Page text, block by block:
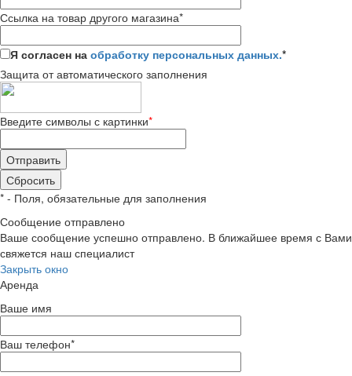
Ссылка на товар другого магазина*
Я согласен на обработку персональных данных.*
Защита от автоматического заполнения
Введите символы с картинки*
* - Поля, обязательные для заполнения
Сообщение отправлено
Ваше сообщение успешно отправлено. В ближайшее время с Вами
свяжется наш специалист
Закрыть окно
Аренда
Ваше имя
Ваш телефон*